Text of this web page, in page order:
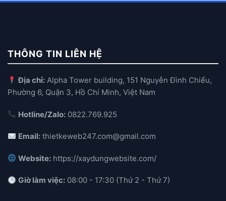
THÔNG TIN LIÊN HỆ
Địa chỉ: Alpha Tower building, 151 Nguyễn Đình Chiểu,
Phường 6, Quận 3, Hồ Chí Minh, Việt Nam
Hotline/Zalo: 0822.769.925
Email: thietkeweb247.com@gmail.com
Website: https://xaydungwebsite.com/
Giờ làm việc: 08:00 - 17:30 (Thứ 2 - Thứ 7)